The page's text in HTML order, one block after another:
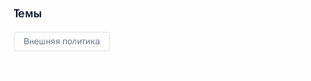
Темы
Внешняя политика